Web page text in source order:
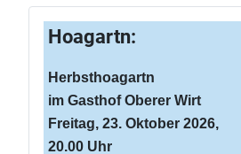
Hoagartn:
Herbsthoagartn
im Gasthof Oberer Wirt
Freitag, 23. Oktober 2026,
20.00 Uhr